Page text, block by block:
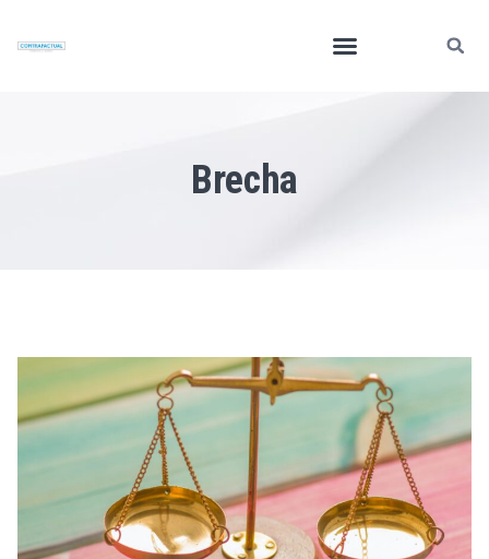
Brecha